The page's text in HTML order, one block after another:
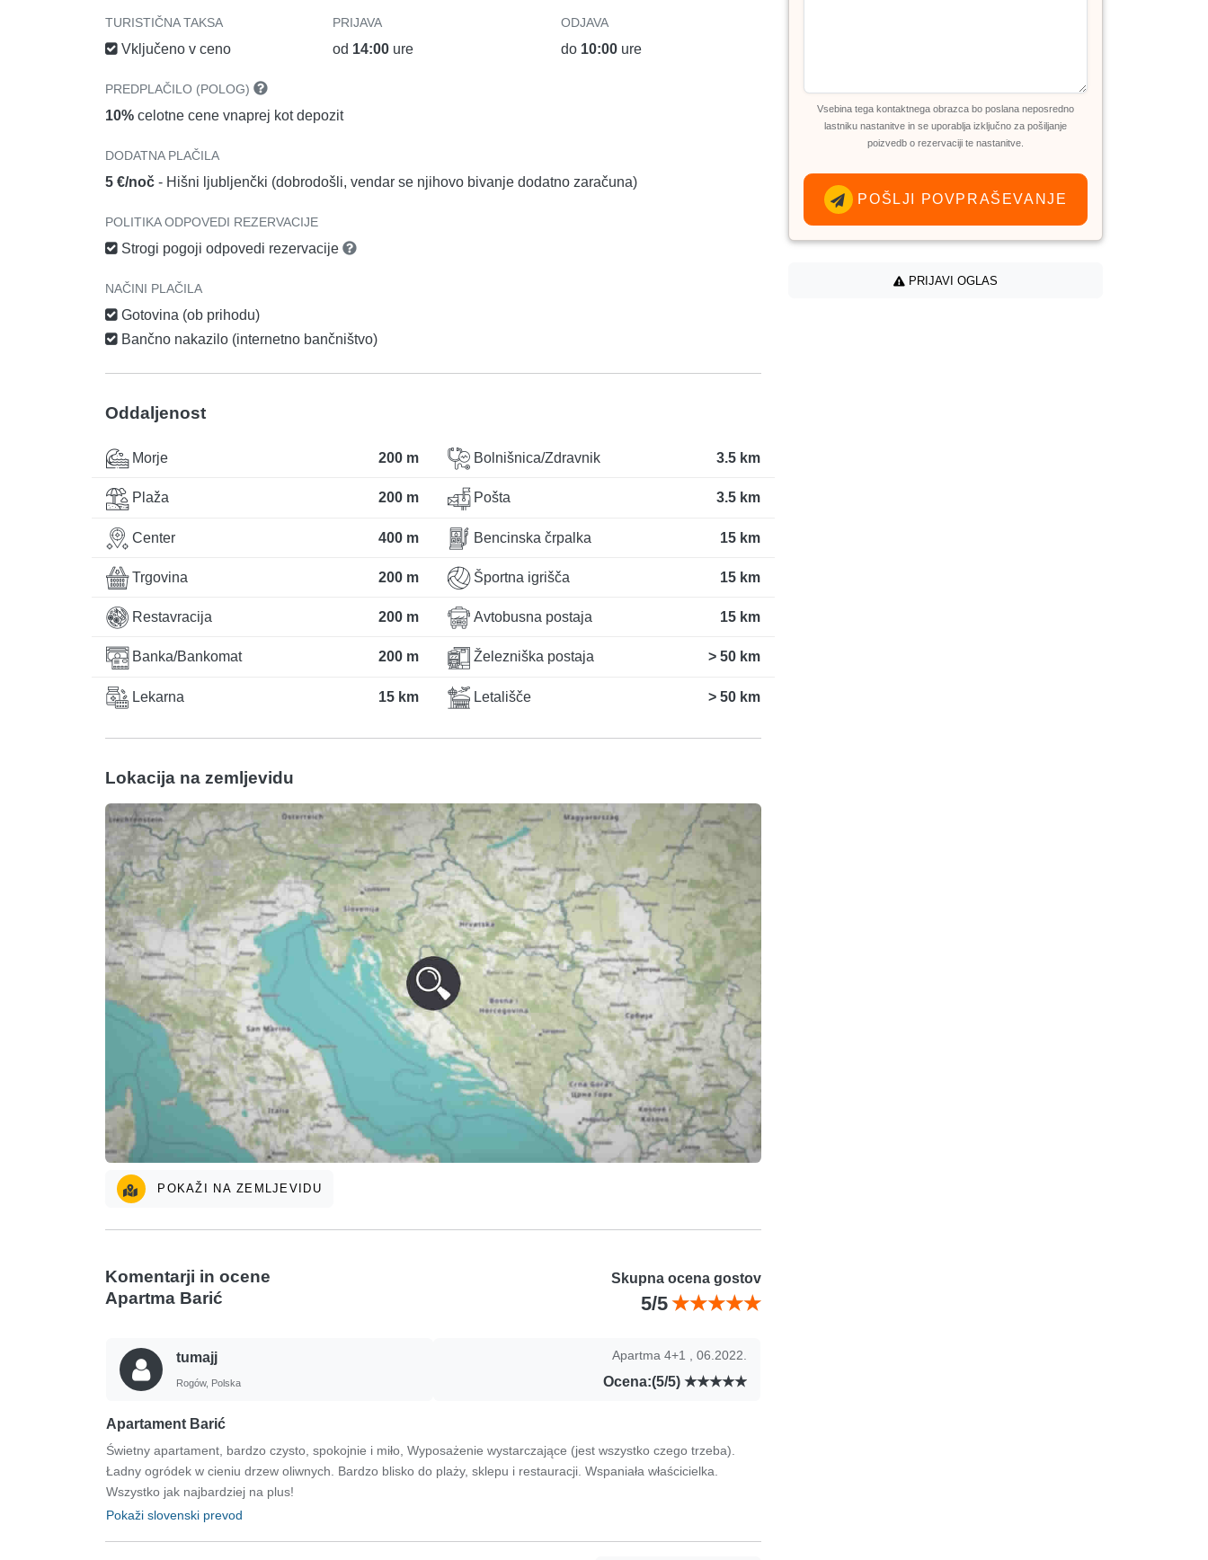
TURISTIČNA TAKSA
Vključeno v ceno
PRIJAVA
od 14:00 ure
ODJAVA
do 10:00ure
PREDPLAČILO (POLOG)
10% celotne cene vnaprej kot depozit
DODATNA PLAČILA
5 €/noč - Hišni ljubljenčki (dobrodošli, vendar se njihovo bivanje dodatno zaračuna)
POLITIKA ODPOVEDI REZERVACIJE
Strogi pogoji odpovedi rezervacije
NAČINI PLAČILA
Gotovina (ob prihodu)
Bančno nakazilo (internetno bančništvo)
Oddaljenost
Morje 200 m
Plaža 200 m
Center 400 m
Trgovina 200 m
Restavracija 200 m
Banka/Bankomat 200 m
Lekarna 15 km
Bolnišnica/Zdravnik 3.5 km
Pošta 3.5 km
Bencinska črpalka 15 km
Športna igrišča 15 km
Avtobusna postaja 15 km
Železniška postaja > 50 km
Letališče > 50 km
Lokacija na zemljevidu
POKAŽI NA ZEMLJEVIDU
Komentarji in ocene
Apartma Barić
Skupna ocena gostov
5/5
tumajj
Rogów, Polska
Apartma 4+1 , 06.2022.
Ocena:(5/5)
Apartament Barić
Świetny apartament, bardzo czysto, spokojnie i miło, Wyposażenie wystarczające (jest wszystko czego trzeba).
Ładny ogródek w cieniu drzew oliwnych. Bardzo blisko do plaży, sklepu i restauracji. Wspaniała właścicielka.
Wszystko jak najbardziej na plus!
Pokaži slovenski prevod
Vsebina tega kontaktnega obrazca bo poslana neposredno
lastniku nastanitve in se uporablja izključno za pošiljanje
poizvedb o rezervaciji te nastanitve.
POŠLJI POVPRAŠEVANJE
PRIJAVI OGLAS